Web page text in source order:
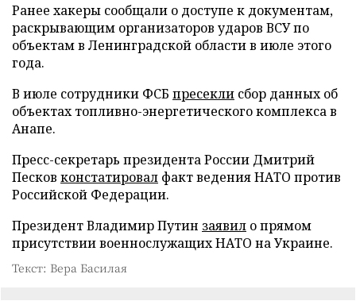
Ранее хакеры сообщали о доступе к документам,
раскрывающим организаторов ударов ВСУ по
объектам в Ленинградской области в июле этого
года.
В июле сотрудники ФСБ пресекли сбор данных об
объектах топливно-энергетического комплекса в
Анапе.
Пресс-секретарь президента России Дмитрий
Песков констатировал факт ведения НАТО против
Российской Федерации.
Президент Владимир Путин заявил о прямом
присутствии военнослужащих НАТО на Украине.
Текст: Вера Басилая